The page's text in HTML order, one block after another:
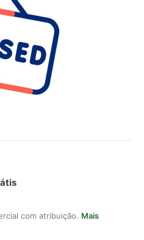
com atribuição. Mais